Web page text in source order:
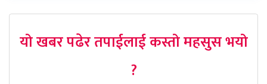
यो खबर पढेर तपाईलाई कस्तो महसुस भयो
?